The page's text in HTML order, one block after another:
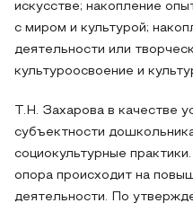
искусстве; накопление
с миром и культурой;
деятельности или
культуроосвоение и
Т.Н. Захарова в качестве
субъектности
социокультурные
опора происходит на
деятельности. По